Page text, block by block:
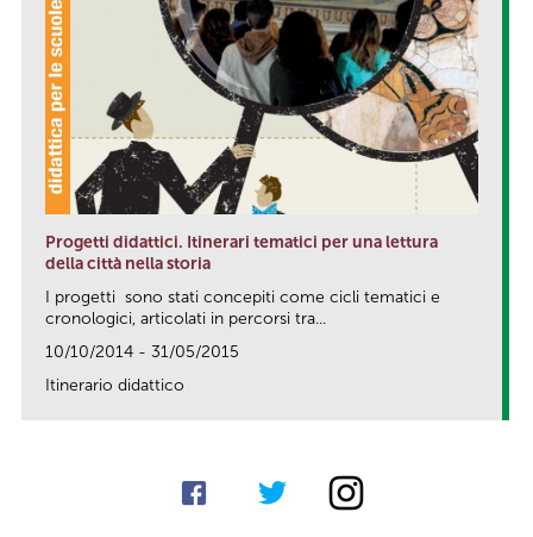
Progetti didattici. Itinerari tematici per una lettura
della città nella storia
I progetti sono stati concepiti come cicli tematici e
cronologici, articolati in percorsi tra...
10/10/2014 - 31/05/2015
Itinerario didattico